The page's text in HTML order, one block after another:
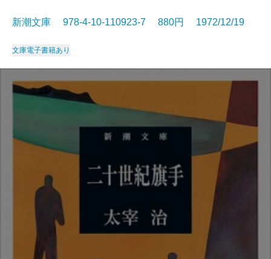
新潮文庫 978-4-10-110923-7 880円 1972/12/19
文庫電子書籍あり